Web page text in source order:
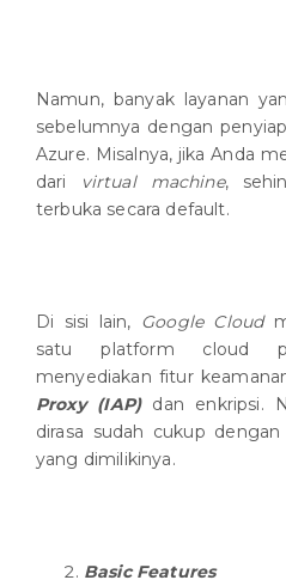
Namun, banyak layanan
sebelumnya dengan
Azure. Misalnya, jika Anda
dari
virtual machine,
terbuka secara default.
Di sisi lain, Google Cloud
satu platform cloud
menyediakan fitur
Proxy (IAP)dan enkripsi.
dirasa sudah cukup
yang dimilikinya.
Basic Features